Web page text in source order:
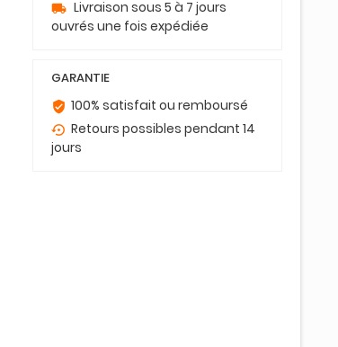
local_shipping Livraison sous 5 à 7 jours
ouvrés une fois expédiée
GARANTIE
verified_user 100% satisfait ou remboursé
settings_backup_restore Retours possibles pendant 14
jours